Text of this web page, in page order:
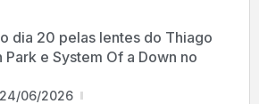
dia 20 pelas lentes do Thiago
e System Of a Down no
24/06/2026